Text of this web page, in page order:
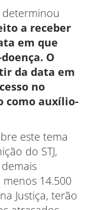
determinou
a receber
em que
O
da data em
no
como auxílio-
este tema
do STJ,
14.500
Justiça, terão